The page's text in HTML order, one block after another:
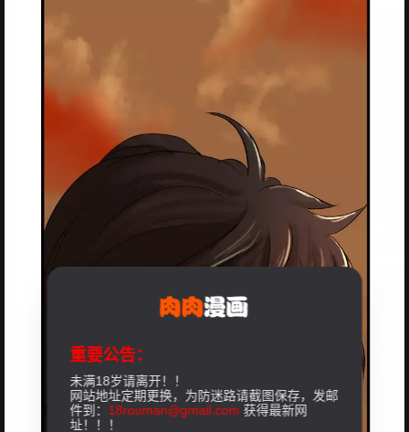
重要公告：
未满18岁请离开！！
网站地址定期更换，为防迷路请截图保存，发邮
件到： 18rouman@gmail.com 获得最新网
址！！！